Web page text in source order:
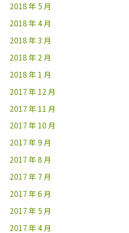
2018 年 5 月
2018 年 4 月
2018 年 3 月
2018 年 2 月
2018 年 1 月
2017 年 12 月
2017 年 11 月
2017 年 10 月
2017 年 9 月
2017 年 8 月
2017 年 7 月
2017 年 6 月
2017 年 5 月
2017 年 4 月